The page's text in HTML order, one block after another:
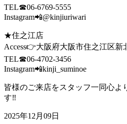
TEL☎06-6769-5555
Instagram📲@kinjiuriwari
★住之江店
Access👉大阪府大阪市住之江区新
TEL☎06-4702-3456
Instagram📲kinji_suminoe
皆様のご来店をスタッフ一同心よ
す‼
2025年12月09日